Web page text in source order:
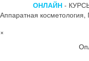
ОНЛАЙН -
Аппаратная косметология,
×